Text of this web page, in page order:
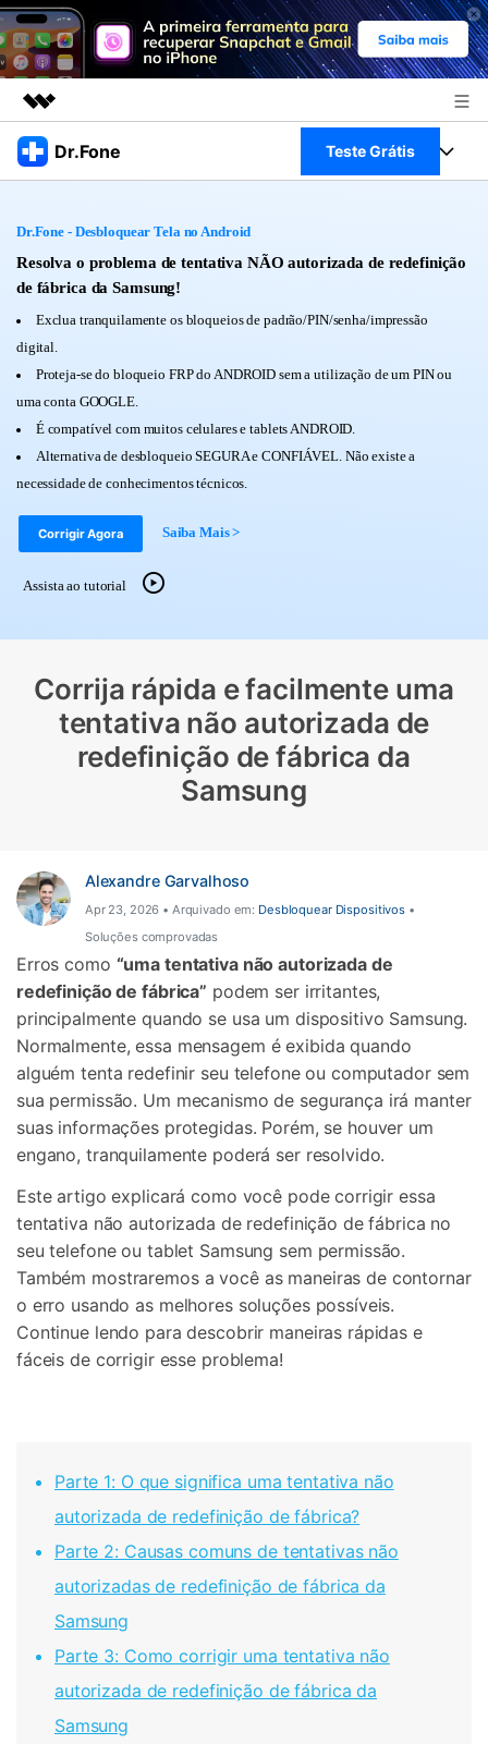
Produtos em destaque
Sobre nós
Sala de imprensa
Loja
Dr.Fone Teste Grátis
Veja Toolkit Completo >
Productos
Para PC
Para Celular
Online
Guia & Suporte
Ações rápidas
Dicas
Centro de Ajuda
Recursos
Transferir Dados
Gerenciador de dados
Reparar Celular
Proteção do celular
Entrar
Dr.Fone - Desbloquear Tela no Android
Resolva o problema de tentativa NÃO autorizada de redefinição
de fábrica da Samsung!
Exclua tranquilamente os bloqueios de padrão/PIN/senha/impressão
digital.
Proteja-se do bloqueio FRP do ANDROID sem a utilização de um PIN ou
uma conta GOOGLE.
É compatível com muitos celulares e tablets ANDROID.
Alternativa de desbloqueio SEGURA e CONFIÁVEL. Não existe a
necessidade de conhecimentos técnicos.
Corrigir Agora Saiba Mais >
Assista ao tutorial
Corrija rápida e facilmente uma
tentativa não autorizada de
redefinição de fábrica da
Samsung
Alexandre Garvalhoso
Apr 23, 2026 • Arquivado em: Desbloquear Dispositivos •
Soluções comprovadas
Erros como “uma tentativa não autorizada de
redefinição de fábrica” podem ser irritantes,
principalmente quando se usa um dispositivo Samsung.
Normalmente, essa mensagem é exibida quando
alguém tenta redefinir seu telefone ou computador sem
sua permissão. Um mecanismo de segurança irá manter
suas informações protegidas. Porém, se houver um
engano, tranquilamente poderá ser resolvido.
Este artigo explicará como você pode corrigir essa
tentativa não autorizada de redefinição de fábrica no
seu telefone ou tablet Samsung sem permissão.
Também mostraremos a você as maneiras de contornar
o erro usando as melhores soluções possíveis.
Continue lendo para descobrir maneiras rápidas e
fáceis de corrigir esse problema!
Parte 1: O que significa uma tentativa não
autorizada de redefinição de fábrica?
Parte 2: Causas comuns de tentativas não
autorizadas de redefinição de fábrica da
Samsung
Parte 3: Como corrigir uma tentativa não
autorizada de redefinição de fábrica da
Samsung